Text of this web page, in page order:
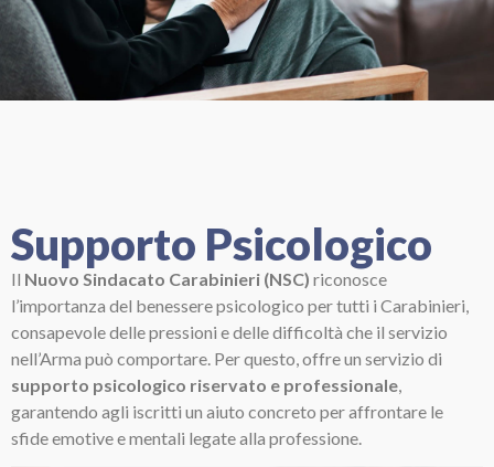
Supporto Psicologico
Il Nuovo Sindacato Carabinieri (NSC) riconosce
l’importanza del benessere psicologico per tutti i Carabinieri,
consapevole delle pressioni e delle difficoltà che il servizio
nell’Arma può comportare. Per questo, offre un servizio di
supporto psicologico riservato e professionale
garantendo agli iscritti un aiuto concreto per affrontare le
sfide emotive e mentali legate alla professione.